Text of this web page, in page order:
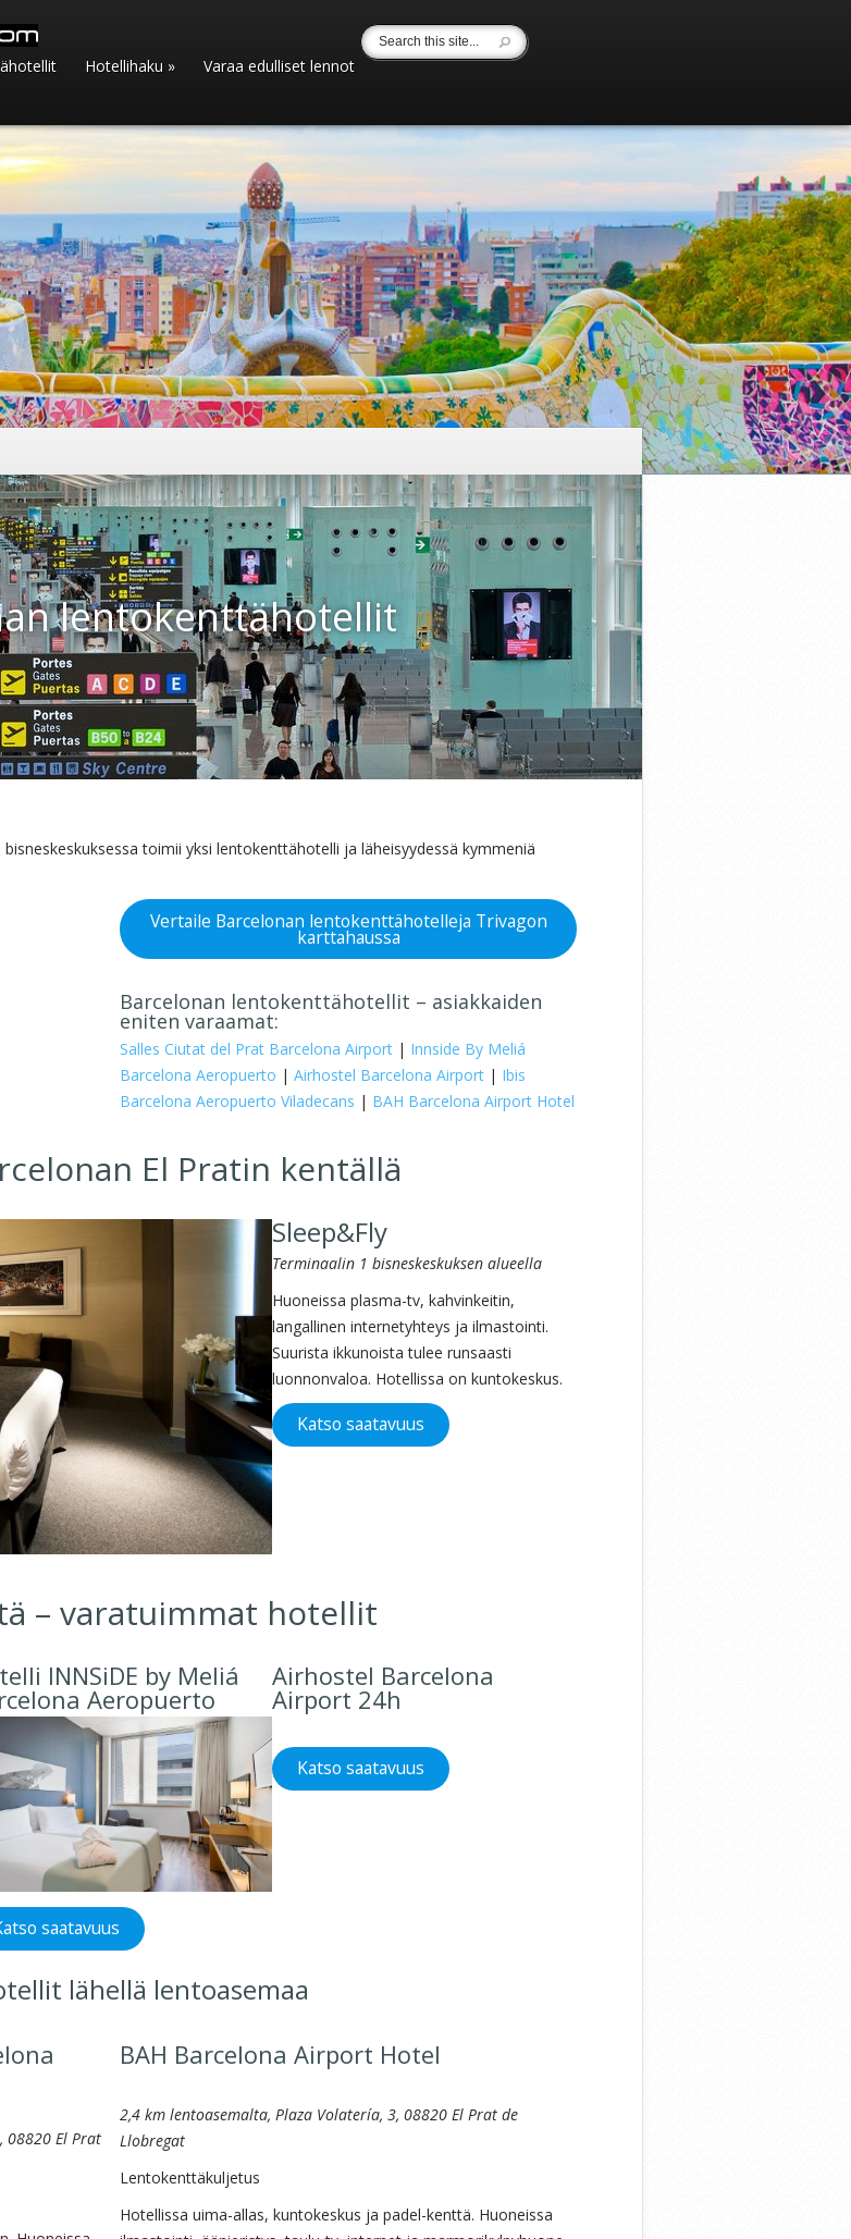
Hotellihaku » Varaa edulliset lennot
lentokenttähotellit
toimii yksi lentokenttähotelli ja läheisyydessä kymmeniä
Vertaile Barcelonan lentokenttähotelleja Trivagon
karttahaussa
Barcelonan lentokenttähotellit – asiakkaiden
eniten varaamat:
Salles Ciutat del Prat Barcelona Airport | Innside By Meliá
Barcelona Aeropuerto | Airhostel Barcelona Airport | Ibis
Barcelona Aeropuerto Viladecans | BAH Barcelona Airport Hotel
El Pratin kentällä
Sleep&Fly
Terminaalin 1 bisneskeskuksen alueella
Huoneissa plasma-tv, kahvinkeitin,
langallinen internetyhteys ja ilmastointi.
Suurista ikkunoista tulee runsaasti
luonnonvaloa. Hotellissa on kuntokeskus.
Katso saatavuus
– varatuimmat hotellit
INNSiDE by Meliá
Aeropuerto
saatavuus
Airhostel Barcelona
Airport 24h
Katso saatavuus
lähellä lentoasemaa
08820 El Prat
BAH Barcelona Airport Hotel
2,4 km lentoasemalta, Plaza Volatería, 3, 08820 El Prat de
Llobregat
Lentokenttäkuljetus
Hotellissa uima-allas, kuntokeskus ja padel-kenttä. Huoneissa